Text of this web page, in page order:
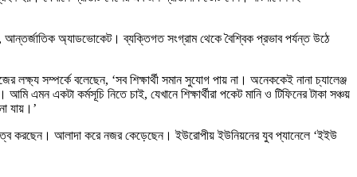
অ্যাডভোকেট। ব্যক্তিগত সংগ্রাম থেকে বৈশ্বিক প্রভাব পর্যন্ত উঠে
লক্ষ্য সম্পর্কে বলেছেন, ‌‘সব শিক্ষার্থী সমান সুযোগ পায় না। অনেককেই নানা চ্যালেঞ্জ
এমন একটা কর্মসূচি নিতে চাই, যেখানে শিক্ষার্থীরা পকেট মানি ও টিফিনের টাকা সঞ্চয়
যায়।’
করছেন। আলাদা করে নজর কেড়েছেন। ইউরোপীয় ইউনিয়নের যুব প্যানেলে ‌‘ইইউ